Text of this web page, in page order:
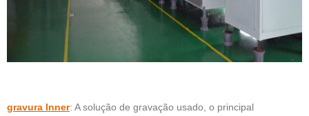
gravura Inner: A solução de gravação usado, o principal